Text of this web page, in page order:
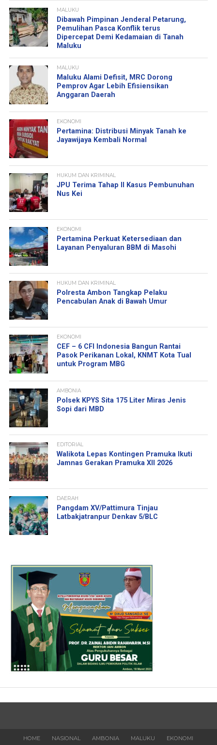
MALUKU
Dibawah Pimpinan Jenderal Petarung,
Pemulihan Pasca Konflik terus
Dipercepat Demi Kedamaian di Tanah
Maluku
MALUKU
Maluku Alami Defisit, MRC Dorong
Pemprov Agar Lebih Efisiensikan
Anggaran Daerah
EKONOMI
Pertamina: Distribusi Minyak Tanah ke
Jayawijaya Kembali Normal
HUKUM DAN KRIMINAL
JPU Terima Tahap II Kasus Pembunuhan
Nus Kei
EKONOMI
Pertamina Perkuat Ketersediaan dan
Layanan Penyaluran BBM di Masohi
HUKUM DAN KRIMINAL
Polresta Ambon Tangkap Pelaku
Pencabulan Anak di Bawah Umur
EKONOMI
CEF – 6 CFI Indonesia Bangun Rantai
Pasok Perikanan Lokal, KNMT Kota Tual
untuk Program MBG
AMBONIA
Polsek KPYS Sita 175 Liter Miras Jenis
Sopi dari MBD
EDITORIAL
Walikota Lepas Kontingen Pramuka Ikuti
Jamnas Gerakan Pramuka XII 2026
DAERAH
Pangdam XV/Pattimura Tinjau
Latbakjatranpur Denkav 5/BLC
HOME NASIONAL AMBONIA MALUKU EKONOMI